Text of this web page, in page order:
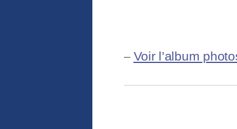
– Voir l’album